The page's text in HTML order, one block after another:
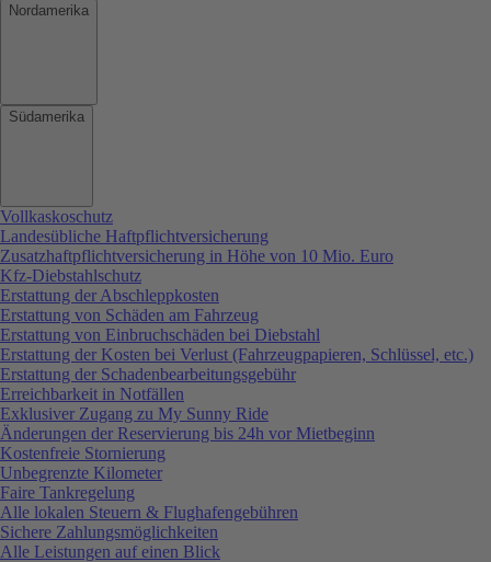
Nordamerika
Südamerika
Vollkaskoschutz
Landesübliche Haftpflichtversicherung
Zusatzhaftpflichtversicherung in Höhe von 10 Mio. Euro
Kfz-Diebstahlschutz
Erstattung der Abschleppkosten
Erstattung von Schäden am Fahrzeug
Erstattung von Einbruchschäden bei Diebstahl
Erstattung der Kosten bei Verlust (Fahrzeugpapieren, Schlüssel, etc.)
Erstattung der Schadenbearbeitungsgebühr
Erreichbarkeit in Notfällen
Exklusiver Zugang zu My Sunny Ride
Änderungen der Reservierung bis 24h vor Mietbeginn
Kostenfreie Stornierung
Unbegrenzte Kilometer
Faire Tankregelung
Alle lokalen Steuern & Flughafengebühren
Sichere Zahlungsmöglichkeiten
Alle Leistungen auf einen Blick